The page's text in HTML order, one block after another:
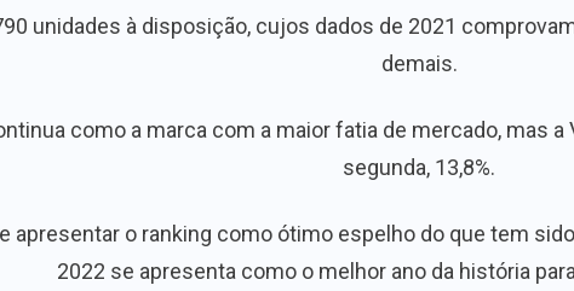
unidades à disposição, cujos dados de 2021
demais.
como a marca com a maior fatia de mercado, mas
segunda, 13,8%.
apresentar o ranking como ótimo espelho do que tem
2022 se apresenta como o melhor ano da história